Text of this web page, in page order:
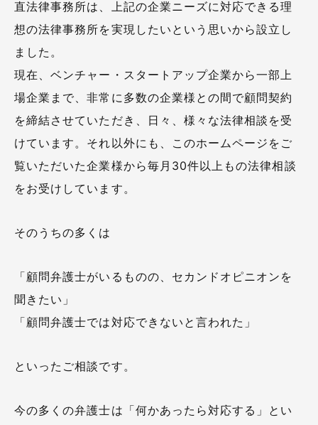
直法律事務所は、上記の企業ニーズに対応できる理
想の法律事務所を実現したいという思いから設立し
ました。
現在、ベンチャー・スタートアップ企業から一部上
場企業まで、非常に多数の企業様との間で顧問契約
を締結させていただき、日々、様々な法律相談を受
けています。それ以外にも、このホームページをご
覧いただいた企業様から毎月30件以上もの法律相談
をお受けしています。
そのうちの多くは
「顧問弁護士がいるものの、セカンドオピニオンを
聞きたい」
「顧問弁護士では対応できないと言われた」
といったご相談です。
今の多くの弁護士は「何かあったら対応する」とい